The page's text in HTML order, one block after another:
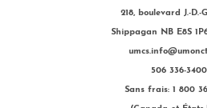
218, boulevard J.-D.-
Shippagan NB E8S
506 336-3400
Sans frais: 1 800